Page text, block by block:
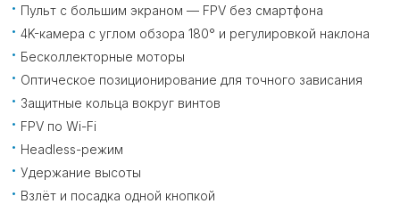
Пульт с большим экраном — FPV без смартфона
4K-камера с углом обзора 180° и регулировкой наклона
Бесколлекторные моторы
Оптическое позиционирование для точного зависания
Защитные кольца вокруг винтов
FPV по Wi-Fi
Headless-режим
Удержание высоты
Взлёт и посадка одной кнопкой